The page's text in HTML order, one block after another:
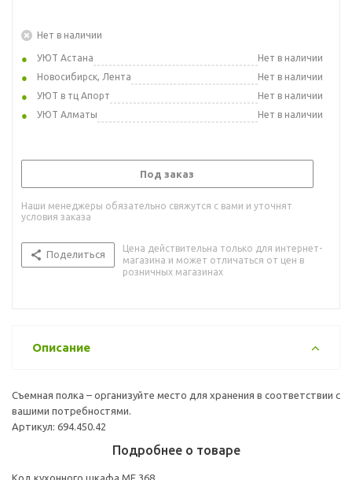
Нет в наличии
УЮТ Астана
Нет в наличии
Новосибирск, Лента
Нет в наличии
УЮТ в тц Апорт
Нет в наличии
УЮТ Алматы
Нет в наличии
Под заказ
Наши менеджеры обязательно свяжутся с вами и уточнят
условия заказа
Поделиться
Цена действительна только для интернет-
магазина и может отличаться от цен в
розничных магазинах
Описание
Съемная полка – организуйте место для хранения в соответствии с
вашими потребностями.
Артикул: 694.450.42
Подробнее о товаре
Код кухонного шкафа ME 368